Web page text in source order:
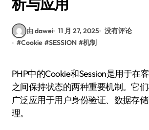
析与应用
由 dawei 11 月 27, 2025 没有评论
#Cookie #SESSION #机制
PHP中的Cookie和Session是用于在客户端和服务器
之间保持状态的两种重要机制。它
广泛应用于用户身份验证、数据存
理。